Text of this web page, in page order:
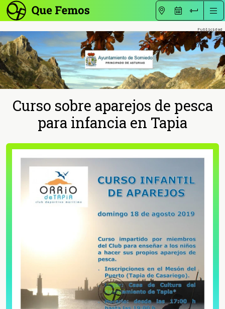
Curso sobre aparejos de pesca
para infancia en Tapia